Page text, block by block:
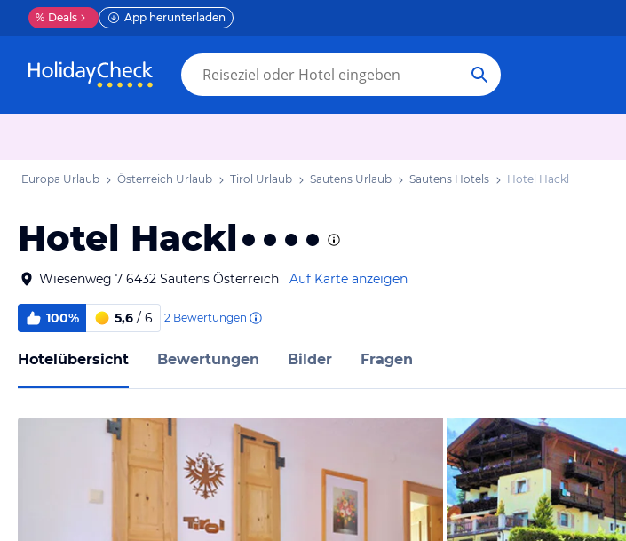
% Deals App herunterladen
Europa Urlaub Österreich Urlaub Tirol Urlaub Sautens Urlaub Sautens Hotels Hotel Hackl
Hotel Hackl
Wiesenweg 7 6432 Sautens Österreich Auf Karte anzeigen
100% 5,6 / 6 2 Bewertungen
Hotelübersicht Bewertungen Bilder Fragen